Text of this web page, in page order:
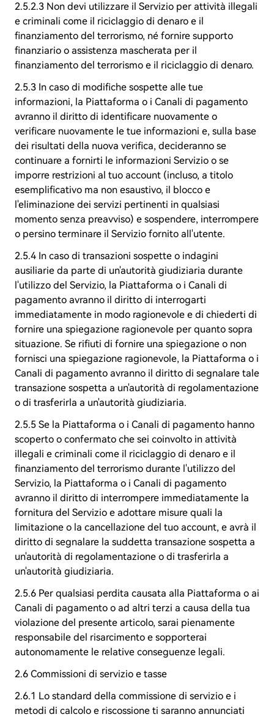
2.5.2.3 Non devi utilizzare il Servizio per attività illegali
e criminali come il riciclaggio di denaro e il
finanziamento del terrorismo, né fornire supporto
finanziario o assistenza mascherata per il
finanziamento del terrorismo e il riciclaggio di denaro.
2.5.3 In caso di modifiche sospette alle tue
informazioni, la Piattaforma o i Canali di pagamento
avranno il diritto di identificare nuovamente o
verificare nuovamente le tue informazioni e, sulla base
dei risultati della nuova verifica, decideranno se
continuare a fornirti le informazioni Servizio o se
imporre restrizioni al tuo account (incluso, a titolo
esemplificativo ma non esaustivo, il blocco e
l'eliminazione dei servizi pertinenti in qualsiasi
momento senza preavviso) e sospendere, interrompere
o persino terminare il Servizio fornito all'utente.
2.5.4 In caso di transazioni sospette o indagini
ausiliarie da parte di un'autorità giudiziaria durante
l'utilizzo del Servizio, la Piattaforma o i Canali di
pagamento avranno il diritto di interrogarti
immediatamente in modo ragionevole e di chiederti di
fornire una spiegazione ragionevole per quanto sopra
situazione. Se rifiuti di fornire una spiegazione o non
fornisci una spiegazione ragionevole, la Piattaforma o i
Canali di pagamento avranno il diritto di segnalare tale
transazione sospetta a un'autorità di regolamentazione
o di trasferirla a un'autorità giudiziaria.
2.5.5 Se la Piattaforma o i Canali di pagamento hanno
scoperto o confermato che sei coinvolto in attività
illegali e criminali come il riciclaggio di denaro e il
finanziamento del terrorismo durante l'utilizzo del
Servizio, la Piattaforma o i Canali di pagamento
avranno il diritto di interrompere immediatamente la
fornitura del Servizio e adottare misure quali la
limitazione o la cancellazione del tuo account, e avrà il
diritto di segnalare la suddetta transazione sospetta a
un'autorità di regolamentazione o di trasferirla a
un'autorità giudiziaria.
2.5.6 Per qualsiasi perdita causata alla Piattaforma o ai
Canali di pagamento o ad altri terzi a causa della tua
violazione del presente articolo, sarai pienamente
responsabile del risarcimento e sopporterai
autonomamente le relative conseguenze legali.
2.6 Commissioni di servizio e tasse
2.6.1 Lo standard della commissione di servizio e i
metodi di calcolo e riscossione ti saranno annunciati